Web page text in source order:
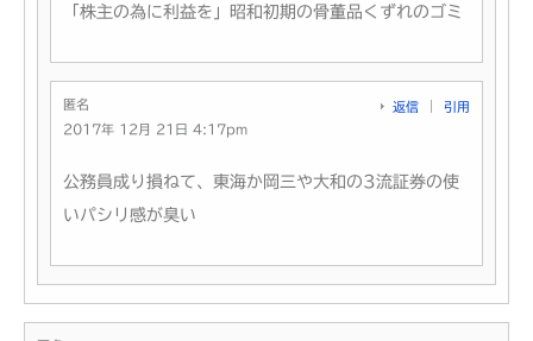
「株主の為に利益を」昭和初期の骨董品くずれのゴミ
匿名
2017年 12月 21日 4:17pm
返信 引用
公務員成り損ねて、東海か岡三や大和の3流証券の使
いパシリ感が臭い